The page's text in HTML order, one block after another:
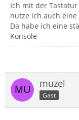
Ich mit der
nutze ich auch
Da habe ich eine
Konsole
muzel
Gast